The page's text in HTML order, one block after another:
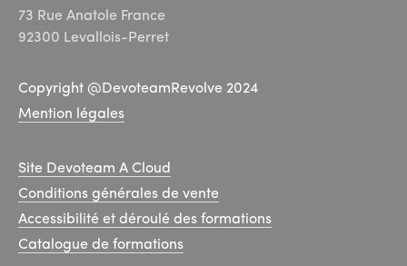
73 Rue Anatole France
92300 Levallois-Perret
Copyright @DevoteamRevolve 2024
Mention légales
Site Devoteam A Cloud
Conditions générales de vente
Accessibilité et déroulé des formations
Catalogue de formations